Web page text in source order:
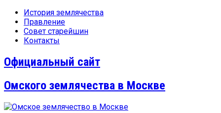
История землячества
Правление
Совет старейшин
Контакты
Официальный сайт
Омского землячества в Москве